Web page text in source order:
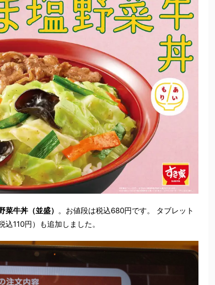
菜牛丼（並盛） 。お値段は税込680円です。 タブレット
110円）も追加しました。